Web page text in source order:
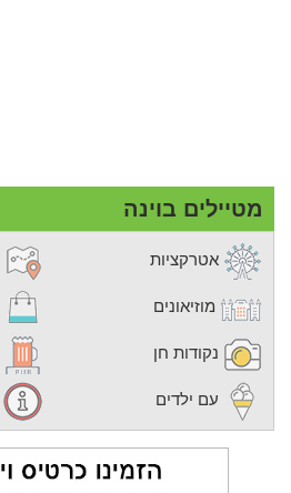
מטיילים בוינה
אטרקציות
מוזיאונים
נקודות חן
עם ילדים